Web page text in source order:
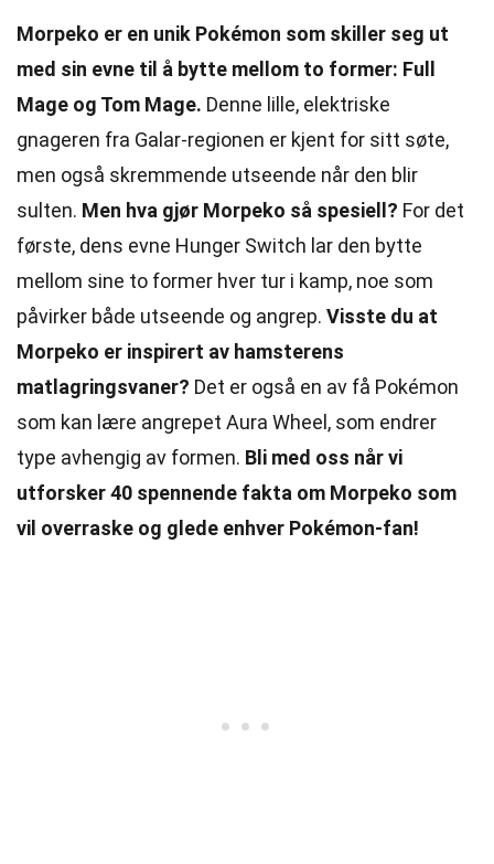
Morpeko er en unik Pokémon som skiller seg ut
med sin evne til å bytte mellom to former: Full
Mage og Tom Mage. Denne lille, elektriske
gnageren fra Galar-regionen er kjent for sitt søte,
men også skremmende utseende når den blir
sulten. Men hva gjør Morpeko så spesiell? For det
første, dens evne Hunger Switch lar den bytte
mellom sine to former hver tur i kamp, noe som
påvirker både utseende og angrep. Visste du at
Morpeko er inspirert av hamsterens
matlagringsvaner? Det er også en av få Pokémon
som kan lære angrepet Aura Wheel, som endrer
type avhengig av formen. Bli med oss når vi
utforsker 40 spennende fakta om Morpeko som
vil overraske og glede enhver Pokémon-fan!